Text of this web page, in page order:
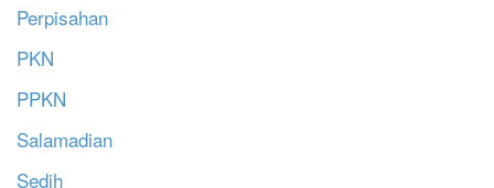
Perpisahan
PKN
PPKN
Salamadian
Sedih